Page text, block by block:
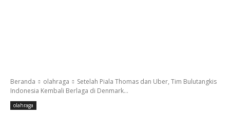
Beranda olahraga
Setelah Piala Thomas dan Uber, Tim Bulutangkis
Indonesia Kembali Berlaga di Denmark...
olahraga